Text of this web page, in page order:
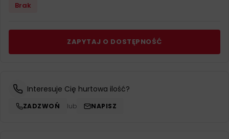
Brak
ZAPYTAJ O DOSTĘPNOŚĆ
Interesuje Cię hurtowa ilość?
ZADZWOŃ lub NAPISZ